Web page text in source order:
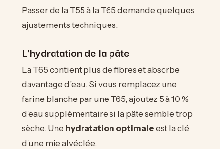
Passer de la T55 à la T65 demande quelques
ajustements techniques.
L’hydratation de la pâte
La T65 contient plus de fibres et absorbe
davantage d’eau. Si vous remplacez une
farine blanche par une T65, ajoutez 5 à 10 %
d’eau supplémentaire si la pâte semble trop
sèche. Une hydratation optimaleest la clé
d’une mie alvéolée.